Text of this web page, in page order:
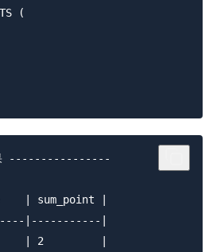
(
----------------
| sum_point |
|-----------|
| 2         |